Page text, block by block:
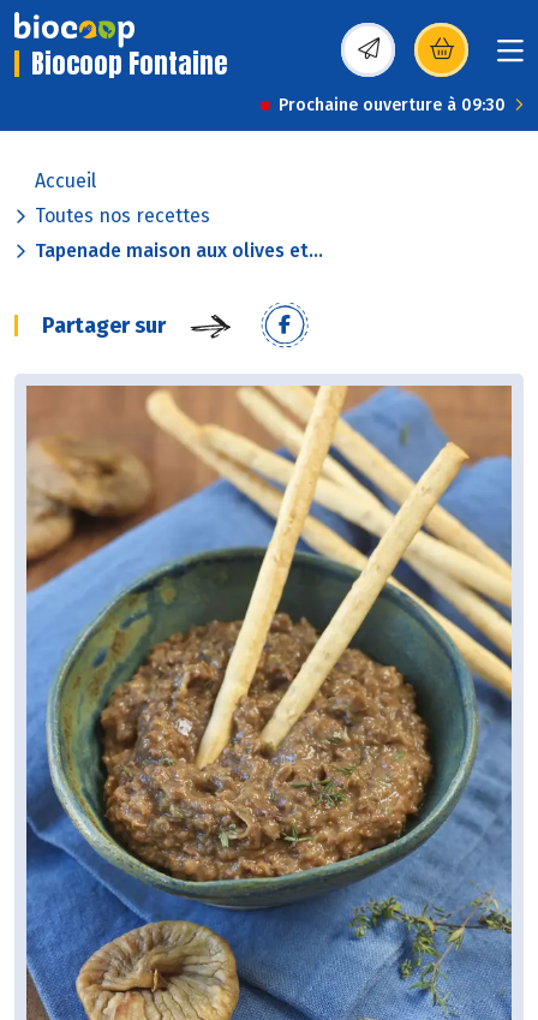
Biocoop Fontaine (s’ouvre dans une
Prochaine ouverture à 09:30
Accueil
Toutes nos recettes
Tapenade maison aux olives et...
Partager sur